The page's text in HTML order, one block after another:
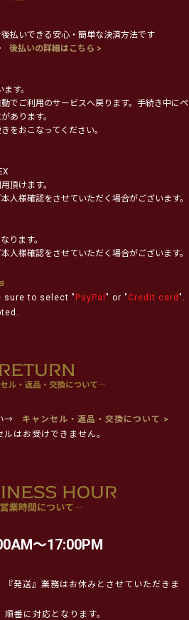
払いできる安心・簡単な決済方法です
後払いの詳細はこちら >
す。
でご利用のサービスへ戻ります。手続き中にペ
あります。
をおこなってください。
頂けます。
人様確認をさせていただく場合がございます。
ります。
人様確認をさせていただく場合がございます。
sure to select " PayPal " or " Credit card ".
→
キャンセル・返品・交換について >
はお受けできません。
～17:00PM
発送』業務はお休みとさせていただきま
番に対応となります。